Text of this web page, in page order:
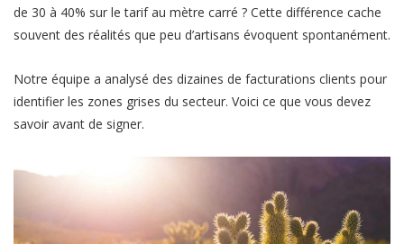
de 30 à 40% sur le tarif au mètre carré ? Cette différence cache
souvent des réalités que peu d’artisans évoquent spontanément.
Notre équipe a analysé des dizaines de facturations clients pour
identifier les zones grises du secteur. Voici ce que vous devez
savoir avant de signer.